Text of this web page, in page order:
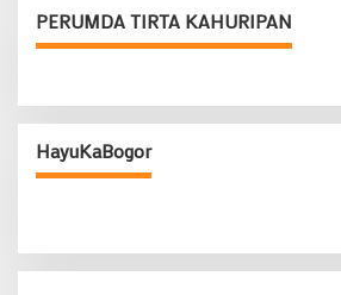
PERUMDA TIRTA KAHURIPAN
HayuKaBogor